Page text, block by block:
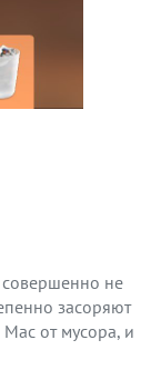
совершенно не
засоряют
от мусора, и